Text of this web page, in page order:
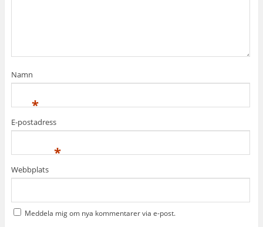
Namn
*
E-postadress
*
Webbplats
Meddela mig om nya kommentarer via e-post.